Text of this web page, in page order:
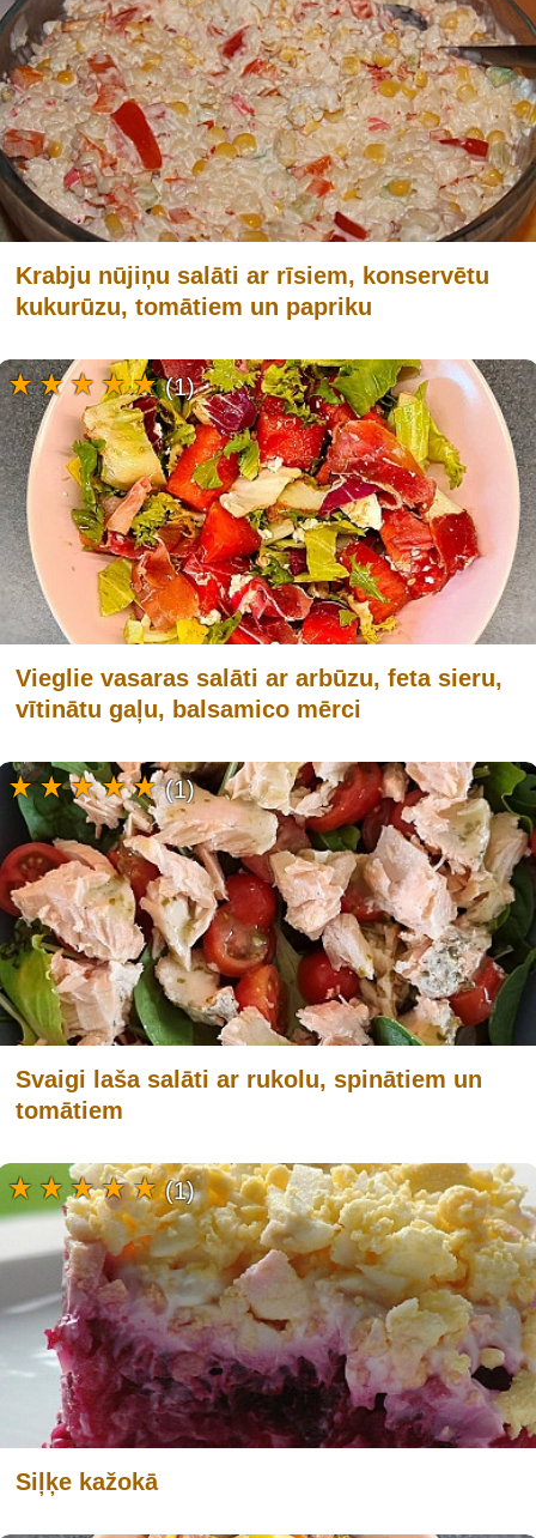
Krabju nūjiņu salāti ar rīsiem, konservētu
kukurūzu, tomātiem un papriku
Vieglie vasaras salāti ar arbūzu, feta sieru,
vītinātu gaļu, balsamico mērci
(1)
Svaigi laša salāti ar rukolu, spinātiem un
tomātiem
(1)
Siļķe kažokā
(1)